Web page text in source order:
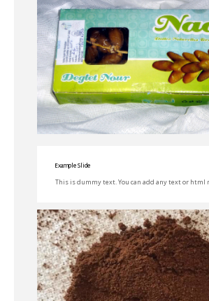
Example Slide
This is dummy text. You can add any text or html